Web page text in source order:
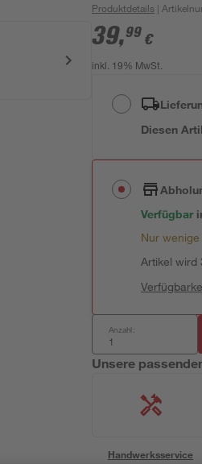
Produktdetails |
39,99 €
inkl. 19% MwSt.
Diesen
Verfügbar
Nur
Artikel wird
Anzahl:
Unsere
Handwerksservice